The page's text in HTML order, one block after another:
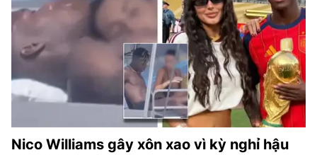
Nico Williams gây xôn xao vì kỳ nghỉ hậu